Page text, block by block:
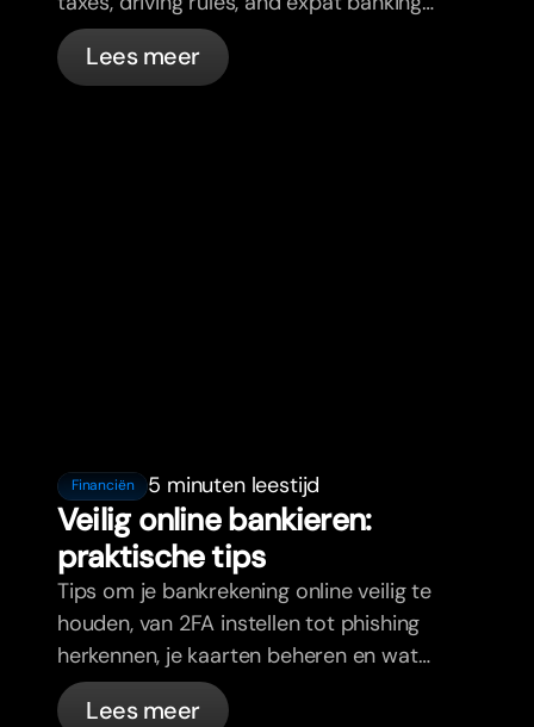
in France with bunq.
Lees meer
Financiën 5 minuten leestijd
Veilig online bankieren:
praktische tips
Tips om je bankrekening online veilig te
houden, van 2FA instellen tot phishing
herkennen, je kaarten beheren en wat
bunq automatisch voor je regelt.
Lees meer